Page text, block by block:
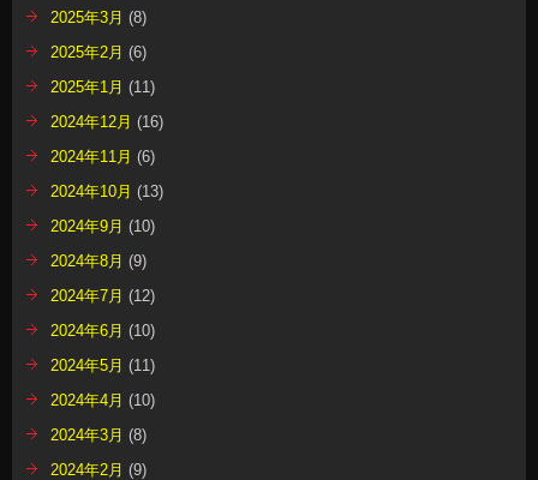
2025年3月 (8)
2025年2月 (6)
2025年1月 (11)
2024年12月 (16)
2024年11月 (6)
2024年10月 (13)
2024年9月 (10)
2024年8月 (9)
2024年7月 (12)
2024年6月 (10)
2024年5月 (11)
2024年4月 (10)
2024年3月 (8)
2024年2月 (9)